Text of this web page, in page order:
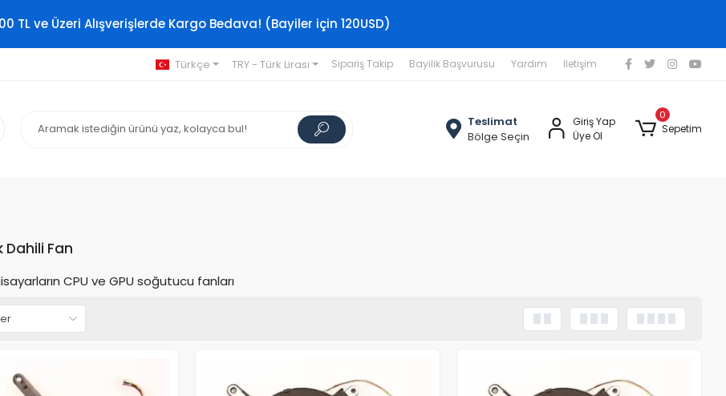
TL ve Üzeri Alışverişlerde Kargo Bedava! (Bayiler için 120USD)
Türkçe TRY - Türk Lirası Sipariş Takip Bayilik Başvurusu Yardım İletişim
Teslimat
Bölge Seçin
Giriş Yap
Üye Ol
0
Sepetim
Fan
CPU ve GPU soğutucu fanları